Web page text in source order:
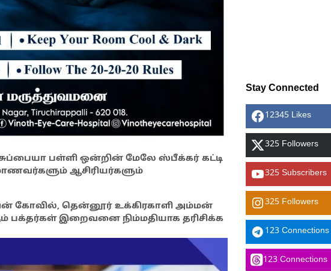
பள்ளி ஒன்றின் மேலே ஸ்பீக்கர் கட்டி
ஆசிரியர்களும்
கோவில், தென்னூர் உக்கிரகாளி அம்மன்
பக்தர்கள் இறைவனை நிம்மதியாக தரிசிக்க
Stay Connected
12345 Likes
325 Followers
325 Subscribers
325 Followers
123 Connections
123 Connections